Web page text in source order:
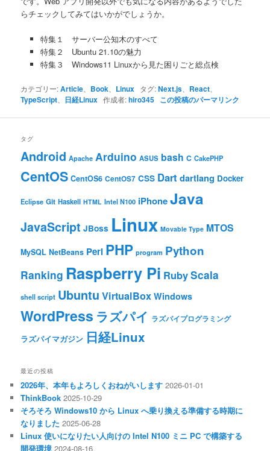
らチェックしてみてはいかがでしょうか。
特集１ サーバー公知木のすべて
特集２ Ubuntu 21.10の魅力
特集３ Windows11 Linuxから見た困りごと総点検
カテゴリー:Article Book Linux タグ:Next.js React
TypeScript 日経Linux 作成者:hiro345 この投稿のパーマリンク
タグ
Android Apache Arduino ASUS bash C CakePHP
CentOS CentOS6 CentOS7 CSS Dart dartlang Docker
Eclipse Git Haskell HTML Intel N100 iPhoneJava
JavaScript JBoss Linux Movable Type MTOS
MySQL NetBeans Perl PHP program Python
Ranking Raspberry Pi RubyScala
shell script Ubuntu VirtualBox Windows
WordPress ラズパイ ラズパイプログラミング
ラズパイマガジン 日経Linux
最近の投稿
2026年、本年もよろしくおねがいします 2026-01-01
ThinkBook 2025-10-29
そろそろ Windows10 から Linux へ乗り換える準備する時期に
なりました 2025-06-28
Linux 使いになりたい人向けの Intel N100 ミニ PC で構築する
開発環境 2024-08-16